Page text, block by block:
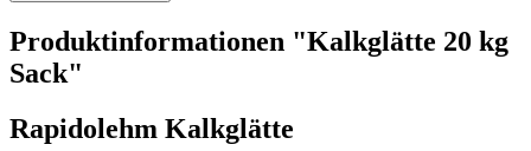
Produktinformationen "Kalkglätte 20 kg
Sack"
Rapidolehm Kalkglätte